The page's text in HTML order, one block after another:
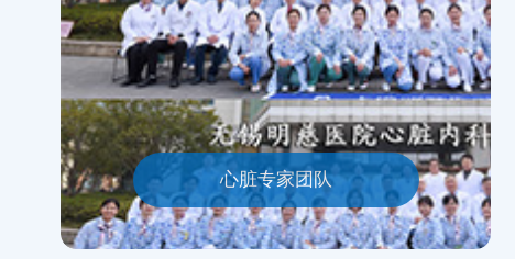
心脏专家团队